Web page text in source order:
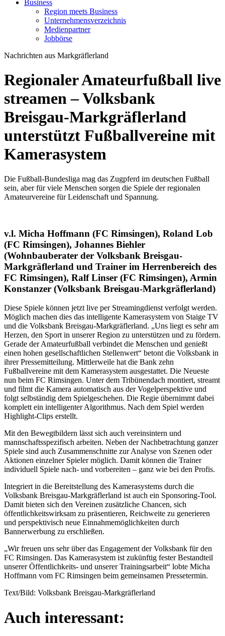
Business
Region meets Business
Unternehmensverzeichnis
Medienpartner
Jobbörse
Nachrichten aus Markgräflerland
Regionaler Amateurfußball live
streamen – Volksbank
Breisgau-Markgräflerland
unterstützt Fußballvereine mit
Kamerasystem
Die Fußball-Bundesliga mag das Zugpferd im deutschen Fußball
sein, aber für viele Menschen sorgen die Spiele der regionalen
Amateurvereine für Leidenschaft und Spannung.
v.l. Micha Hoffmann (FC Rimsingen), Roland Lob
(FC Rimsingen), Johannes Biehler
(Wohnbauberater der Volksbank Breisgau-
Markgräflerland und Trainer im Herrenbereich des
FC Rimsingen), Ralf Linser (FC Rimsingen), Armin
Konstanzer (Volksbank Breisgau-Markgräflerland)
Diese Spiele können jetzt live per Streamingdienst verfolgt werden.
Möglich machen dies das intelligente Kamerasystem von Staige TV
und die Volksbank Breisgau-Markgräflerland. „Uns liegt es sehr am
Herzen, den Sport in unserer Region zu unterstützen und zu fördern.
Gerade der Amateurfußball verbindet die Menschen und genießt
einen hohen gesellschaftlichen Stellenwert“ betont die Volksbank in
ihrer Pressemitteilung. Mittlerweile hat die Bank zehn
Fußballvereine mit dem Kamerasystem ausgestattet. Die Neueste
nun beim FC Rimsingen. Unter dem Tribünendach montiert, streamt
und filmt die Kamera automatisch aus der Vogelperspektive und
folgt selbständig dem Spielgeschehen. Die Regie übernimmt dabei
komplett ein intelligenter Algorithmus. Nach dem Spiel werden
Highlight-Clips erstellt.
Mit den Bewegtbildern lässt sich auch vereinsintern und
mannschaftsspezifisch arbeiten. Neben der Nachbetrachtung ganzer
Spiele sind auch Zusammenschnitte zur Analyse von Szenen oder
Aktionen einzelner Spieler möglich. Damit können die Trainer
individuell Spiele nach- und vorbereiten – ganz wie bei den Profis.
Integriert in die Bereitstellung des Kamerasystems durch die
Volksbank Breisgau-Markgräflerland ist auch ein Sponsoring-Tool.
Damit bieten sich den Vereinen zusätzliche Chancen, sich
öffentlichkeitswirksam zu präsentieren, Reichweite zu generieren
und perspektivisch neue Einnahmemöglichkeiten durch
Bannerwerbung zu erschließen.
„Wir freuen uns sehr über das Engagement der Volksbank für den
FC Rimsingen. Das Kamerasystem ist zukünftig fester Bestandteil
unserer Öffentlichkeits- und unserer Trainingsarbeit“ lobte Micha
Hoffmann vom FC Rimsingen beim gemeinsamen Pressetermin.
Text/Bild: Volksbank Breisgau-Markgräflerland
Auch interessant: